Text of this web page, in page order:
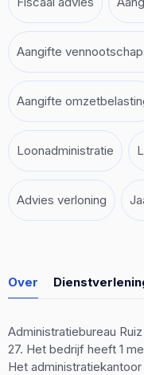
Aangifte
Aangifte
Loonadministratie
Advies verloning
Over
Administratiebureau
27. Het bedrijf heeft 1
Het